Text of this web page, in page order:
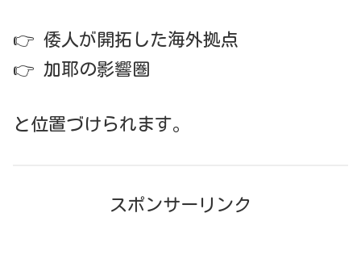
👉 倭人が開拓した海外拠点
👉 加耶の影響圏
と位置づけられます。
スポンサーリンク